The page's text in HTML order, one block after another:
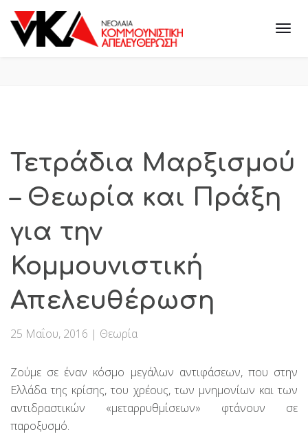
Τετράδια Μαρξισμού
– Θεωρία και Πράξη
για την
Κομμουνιστική
Απελευθέρωση
25 Μαΐου, 2016 | Θεωρία
Ζούμε σε έναν κόσμο μεγάλων αντιφάσεων, που στην
Ελλάδα της κρίσης, του χρέους, των μνημονίων και των
αντιδραστικών «μεταρρυθμίσεων» φτάνουν σε
παροξυσμό.